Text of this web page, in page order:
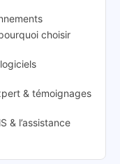
choisir
& témoignages
& l’assistance